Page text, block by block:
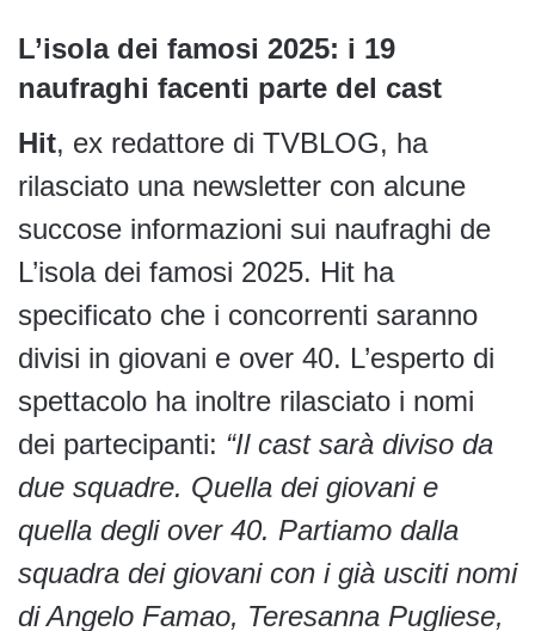
L’isola dei famosi 2025: i 19
naufraghi facenti parte del cast
Hit, ex redattore di TVBLOG, ha
rilasciato una newsletter con alcune
succose informazioni sui naufraghi de
L’isola dei famosi 2025. Hit ha
specificato che i concorrenti saranno
divisi in giovani e over 40. L’esperto di
spettacolo ha inoltre rilasciato i nomi
dei partecipanti: “Il cast sarà diviso da
due squadre. Quella dei giovani e
quella degli over 40. Partiamo dalla
squadra dei giovani con i già usciti nomi
di Angelo Famao, Teresanna Pugliese,